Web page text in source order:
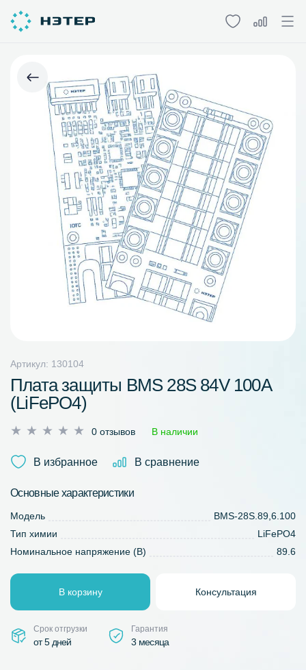
Артикул: 130104
Плата защиты BMS 28S 84V 100A
(LiFePO4)
Оценка
из
0 отзывов В наличии
В избранное В сравнение
Основные характеристики
Модель
BMS-28S.89,6.100
Тип химии
LiFePO4
Номинальное напряжение (В)
89.6
В корзину Консультация
Срок отгрузки
от 5 дней
Гарантия
3 месяца